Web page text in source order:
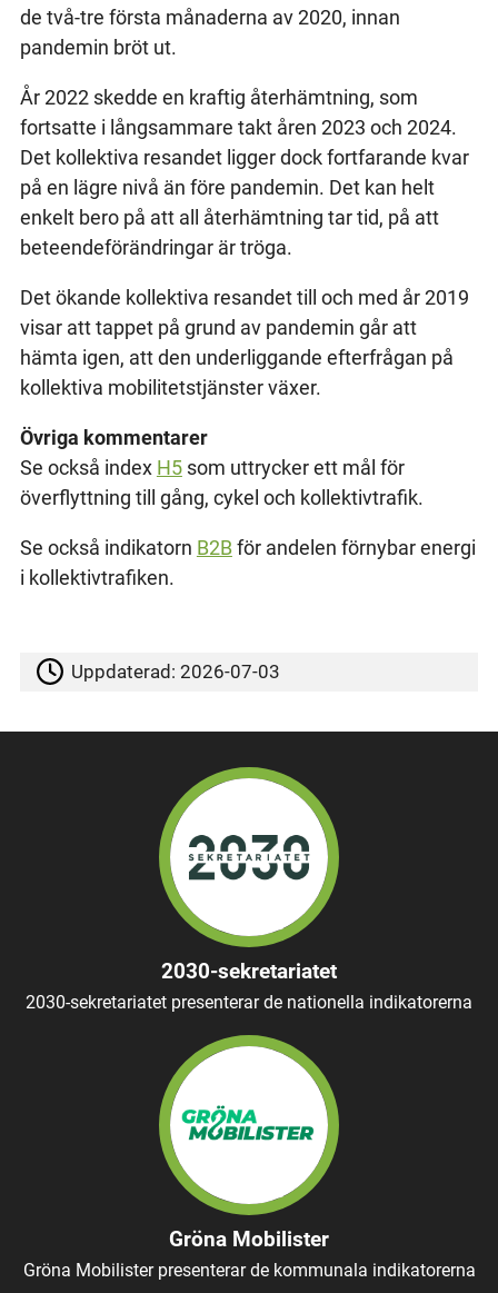
de två-tre första månaderna av 2020, innan
pandemin bröt ut.
År 2022 skedde en kraftig återhämtning, som
fortsatte i långsammare takt åren 2023 och 2024.
Det kollektiva resandet ligger dock fortfarande kvar
på en lägre nivå än före pandemin. Det kan helt
enkelt bero på att all återhämtning tar tid, på att
beteendeförändringar är tröga.
Det ökande kollektiva resandet till och med år 2019
visar att tappet på grund av pandemin går att
hämta igen, att den underliggande efterfrågan på
kollektiva mobilitetstjänster växer.
Övriga kommentarer
Se också index H5som uttrycker ett mål för
överflyttning till gång, cykel och kollektivtrafik.
Se också indikatorn B2Bför andelen förnybar energi
i kollektivtrafiken.
Uppdaterad:2026-07-03
2030-sekretariatet
2030-sekretariatet presenterar de nationella indikatorerna
Gröna Mobilister
Gröna Mobilister presenterar de kommunala indikatorerna